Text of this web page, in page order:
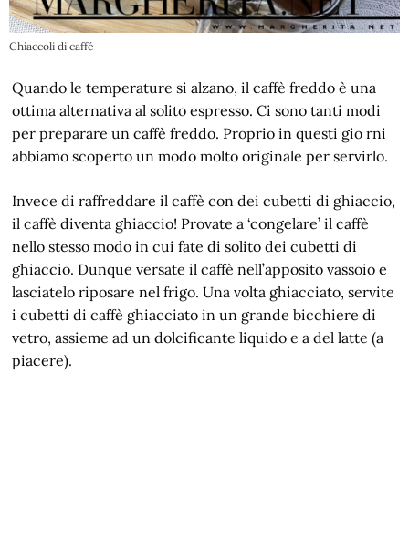
Ghiaccoli di caffé
Quando le temperature si alzano, il caffè freddo è una
ottima alternativa al solito espresso. Ci sono tanti modi
per preparare un caffè freddo. Proprio in questi gio rni
abbiamo scoperto un modo molto originale per servirlo.
Invece di raffreddare il caffè con dei cubetti di ghiaccio,
il caffè diventa ghiaccio! Provate a ‘congelare’ il caffè
nello stesso modo in cui fate di solito dei cubetti di
ghiaccio. Dunque versate il caffè nell’apposito vassoio e
lasciatelo riposare nel frigo. Una volta ghiacciato, servite
i cubetti di caffè ghiacciato in un grande bicchiere di
vetro, assieme ad un dolcificante liquido e a del latte (a
piacere).